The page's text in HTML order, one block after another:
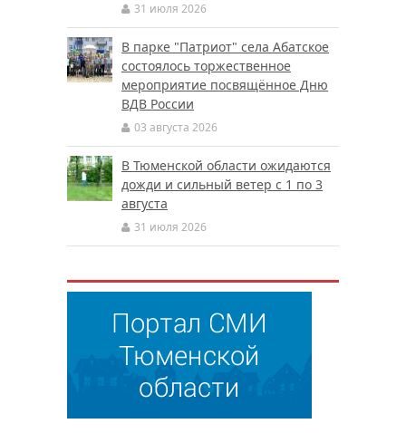
31 июля 2026
В парке "Патриот" села Абатское
состоялось торжественное
мероприятие посвящённое Дню
ВДВ России
03 августа 2026
В Тюменской области ожидаются
дожди и сильный ветер с 1 по 3
августа
31 июля 2026